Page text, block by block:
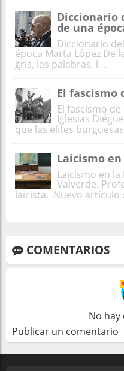
Diccionario
de una
Diccionario
época Marta López De
gris, las palabras, l ...
El fascismo
El fascismo
Iglesias
que las elites
Laicismo en
Laicismo en la
Valverde.
laicista. Nuevo artículo
COMENTARIOS
No
Publicar un comentario